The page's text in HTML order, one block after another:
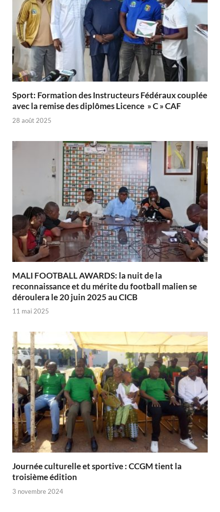
Sport: Formation des Instructeurs Fédéraux couplée
avec la remise des diplômes Licence » C » CAF
28 août 2025
MALI FOOTBALL AWARDS: la nuit de la
reconnaissance et du mérite du football malien se
déroulera le 20 juin 2025 au CICB
11 mai 2025
Journée culturelle et sportive : CCGM tient la
troisième édition
3 novembre 2024